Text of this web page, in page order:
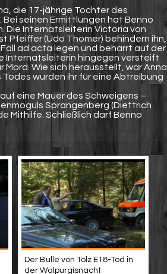
die 17-jährige Tochter des
seinen Ermittlungen hat Benno
Die Internatsleiterin Victoria von
Pfeiffer (Udo Thomer) behindern ihn,
Fall ad acta legen und beharrt auf der
Internatsleiterin hingegen versteift
Mord. Wie sich herausstellt, war Anna
wurden ihr für eine Abtreibung
eine Mauer des Schweigens –
Sprangenberg (Diettrich
Mithilfe. Schließlich darf Benno
Der Bulle von Tölz E18-Tod in
der Walpurgisnacht